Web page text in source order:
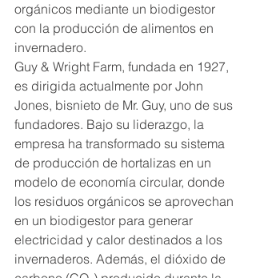
orgánicos mediante un biodigestor
con la producción de alimentos en
invernadero.
Guy & Wright Farm, fundada en 1927,
es dirigida actualmente por John
Jones, bisnieto de Mr. Guy, uno de sus
fundadores. Bajo su liderazgo, la
empresa ha transformado su sistema
de producción de hortalizas en un
modelo de economía circular, donde
los residuos orgánicos se aprovechan
en un biodigestor para generar
electricidad y calor destinados a los
invernaderos. Además, el dióxido de